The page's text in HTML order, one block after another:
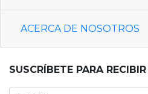
ACERCA DE NOSOTROS
SUSCRÍBETE PARA